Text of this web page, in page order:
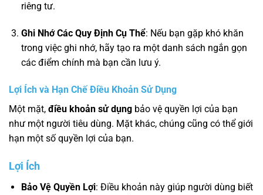
riêng tư.
Ghi Nhớ Các Quy Định Cụ Thể: Nếu bạn gặp khó khăn
trong việc ghi nhớ, hãy tạo ra một danh sách ngắn gọn
các điểm chính mà bạn cần lưu ý.
Lợi Ích và Hạn Chế Điều Khoản Sử Dụng
Một mặt, điều khoản sử dụng bảo vệ quyền lợi của bạn
như một người tiêu dùng. Mặt khác, chúng cũng có thể giới
hạn một số quyền lợi của bạn.
Lợi Ích
Bảo Vệ Quyền Lợi: Điều khoản này giúp người dùng biết